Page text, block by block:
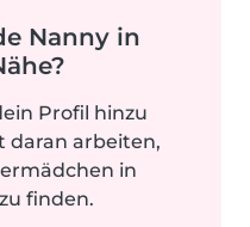
Nanny in
Profil hinzu
daran arbeiten,
in
finden.